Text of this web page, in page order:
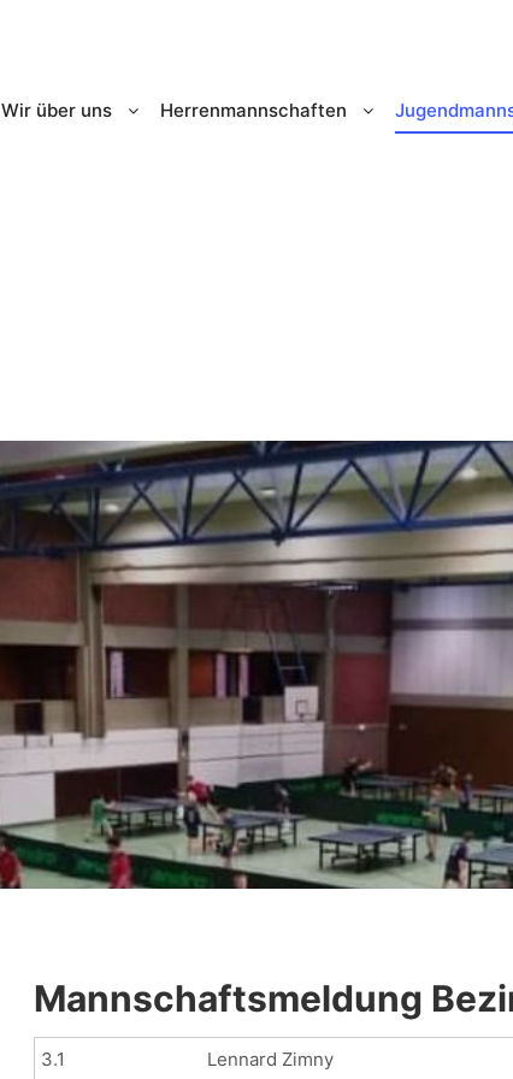
Wir über uns Herrenmannschaften
Mannschaftsmeldung
3.1 Lennard Zimny